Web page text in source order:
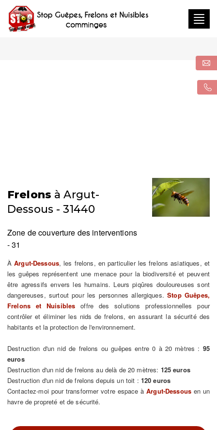
Frelons à Argut-
Dessous - 31440
Zone de couverture des interventions
- 31
ÀArgut-Dessous, les frelons, en particulier les frelons asiatiques, et
les guêpes représentent une menace pour la biodiversité et peuvent
être agressifs envers les humains. Leurs piqûres douloureuses sont
dangereuses, surtout pour les personnes allergiques.Stop Guêpes,
Frelons et Nuisibles offre des solutions professionnelles pour
contrôler et éliminer les nids de frelons, en assurant la sécurité des
habitants et la protection de l'environnement.
Destruction d'un nid de frelons ou guêpes entre 0 à 20 mètres : 95
euros
Destruction d'un nid de frelons au delà de 20 mètres: 125 euros
Destruction d'un nid de frelons depuis un toit : 120 euros
Contactez-moi pour transformer votre espace àArgut-Dessousen un
havre de propreté et de sécurité.